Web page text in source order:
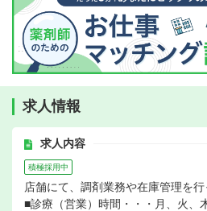
求人情報
求人内容
積極採用中
店舗にて、調剤業務や在庫管理を行
■診療（営業）時間・・・月、火